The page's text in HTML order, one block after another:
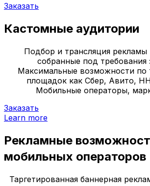
Заказать
Кастомные аудитории
Подбор и трансляция рекламы
собранные под требования
Максимальные возможности по
площадок как Сбер, Авито,
Мобильные операторы,
Заказать
Learn more
Рекламные
мобильных операторов
Таргетированная баннерная